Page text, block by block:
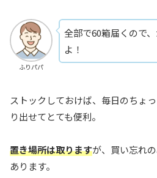
ふりパパ
全部で60箱届くので
よ！
ストックしておけば、毎日のちょ
り出せてとても便利。
置き場所は取りますが、買い忘れ
あります。